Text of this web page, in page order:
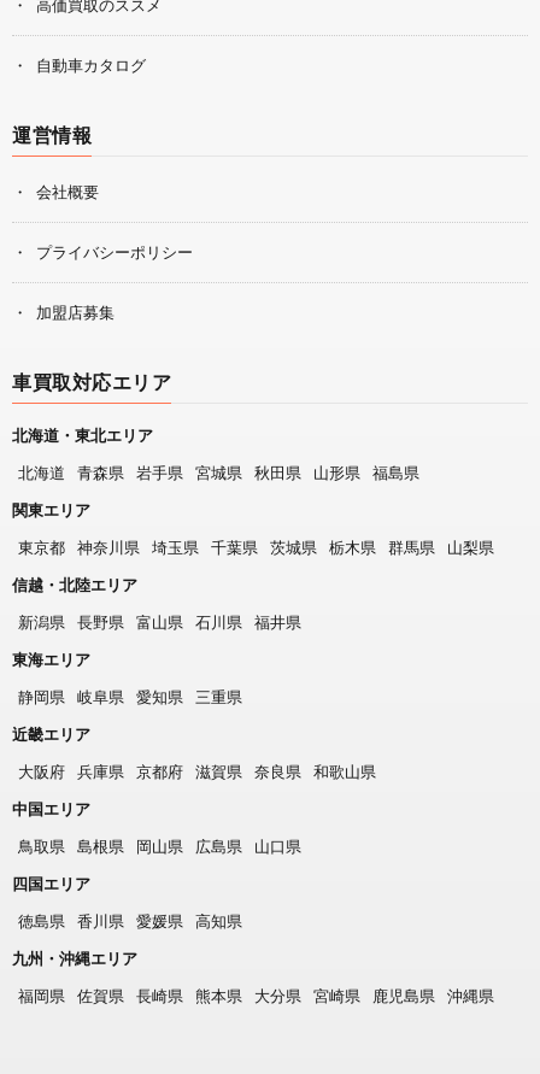
高価買取のススメ
自動車カタログ
運営情報
会社概要
プライバシーポリシー
加盟店募集
車買取対応エリア
北海道・東北エリア
北海道
青森県 岩手県 宮城県 秋田県 山形県
福島県
関東エリア
東京都
神奈川県 埼玉県 千葉県 茨城県 栃木県 群馬県
山梨県
信越・北陸エリア
新潟県
長野県 富山県 石川県
福井県
東海エリア
静岡県
岐阜県 愛知県
三重県
近畿エリア
大阪府
兵庫県 京都府 滋賀県 奈良県
和歌山県
中国エリア
鳥取県
島根県 岡山県 広島県
山口県
四国エリア
徳島県
香川県 愛媛県
高知県
九州・沖縄エリア
福岡県
佐賀県 長崎県 熊本県 大分県 宮崎県 鹿児島県 沖縄県